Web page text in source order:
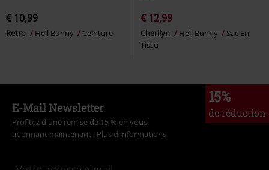
€ 10,99
Retro Hell Bunny Ceinture
€ 12,99
Cherilyn Hell Bunny
Sac En
Tissu
15%
de réduction
E-Mail Newsletter
Profitez d'une remise de 15 % en vous
abonnant maintenant ! Plus d'informations